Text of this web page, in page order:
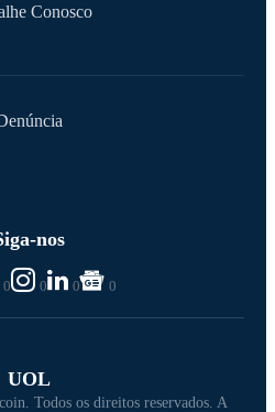
Conosco
nos
0 0 0 0
UOL
Todos os direitos reservados. A